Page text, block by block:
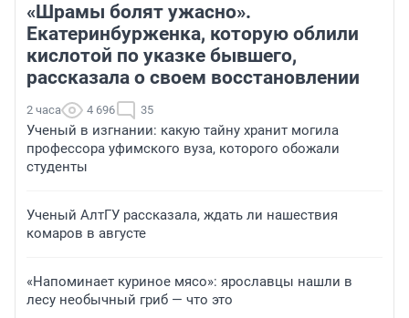
«Шрамы болят ужасно».
Екатеринбурженка, которую облили
кислотой по указке бывшего,
рассказала о своем восстановлении
2 часа 4 696 35
Ученый в изгнании: какую тайну хранит могила
профессора уфимского вуза, которого обожали
студенты
Ученый АлтГУ рассказала, ждать ли нашествия
комаров в августе
«Напоминает куриное мясо»: ярославцы нашли в
лесу необычный гриб — что это